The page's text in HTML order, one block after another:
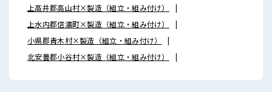
上高井郡高山村×製造（組立・組み付け）
上水内郡信濃町×製造（組立・組み付け）
小県郡青木村×製造（組立・組み付け）
北安曇郡小谷村×製造（組立・組み付け）